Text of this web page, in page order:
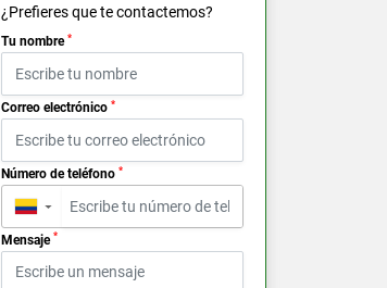
¿Prefieres que te contactemos?
Tu nombre *
Correo electrónico *
Número de teléfono *
▼
Mensaje *